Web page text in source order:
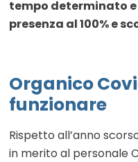
tempo determinato
presenza al 100% e
Organico
funzionare
Rispetto all’anno
in merito al personale